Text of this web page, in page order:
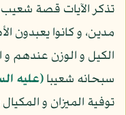
تذكر الآيات قصة شعيب
مدين، و كانوا يعبدون
الكيل و الوزن عندهم و
سبحانه شعيبا(عليه
توفية الميزان و